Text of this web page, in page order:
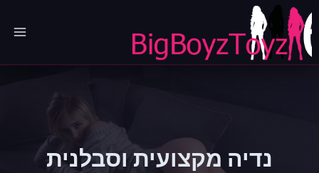
Skip
to
content
נדיה מקצועית וסבלנית